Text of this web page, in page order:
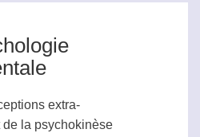
extra-
la psychokinèse